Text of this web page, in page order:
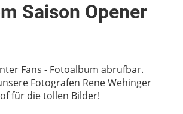
Saison Opener
Fans - Fotoalbum abrufbar.
Fotografen Rene Wehinger
für die tollen Bilder!